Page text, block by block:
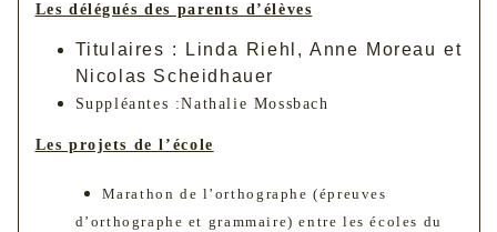
Les délégués des parents d’élèves
Titulaires : Linda Riehl, Anne Moreau et
Nicolas Scheidhauer
Suppléantes :Nathalie Mossbach
Les projets de l’école
Marathon de l’orthographe (épreuves
d’orthographe et grammaire) entre les écoles du